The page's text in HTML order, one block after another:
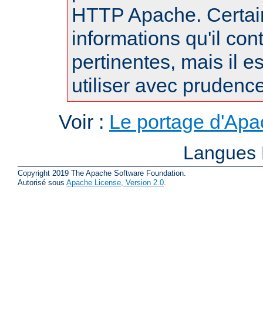
HTTP Apache.
informations qu'il
pertinentes, mais il
utiliser avec
Voir : Le portage
Copyright 2019 The Apache Software Foundation.
Autorisé sous Apache License, Version 2.0